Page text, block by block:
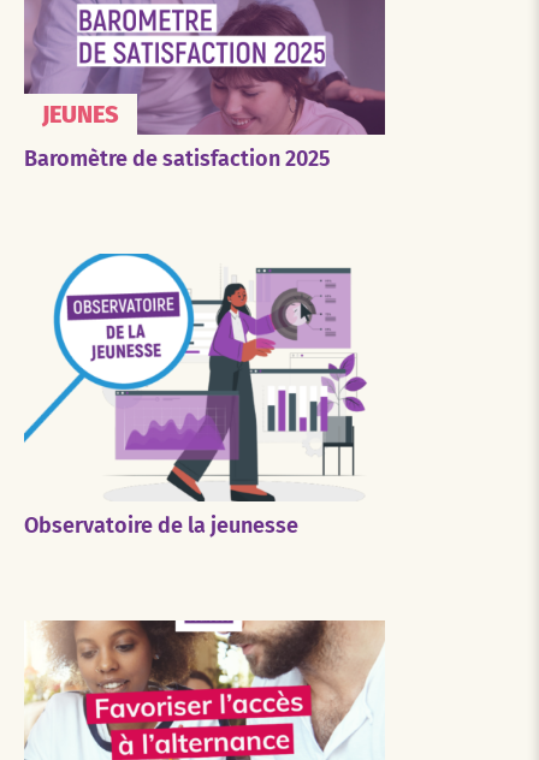
JEUNES
Baromètre de satisfaction 2025
Observatoire de la jeunesse